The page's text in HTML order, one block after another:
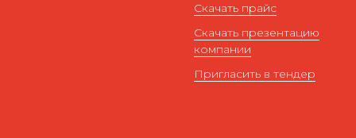
Скачать прайс
Скачать презентацию
компании
Пригласить в тендер